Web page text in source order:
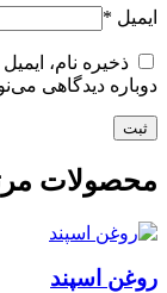
ایمیل *
ذخیره نام،
دوباره دیدگاهی
محصولات
روغن اسپند